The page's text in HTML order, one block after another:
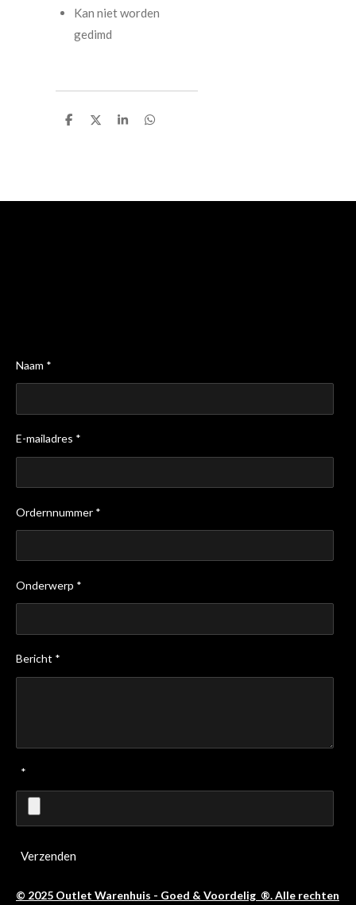
Kan niet worden
gedimd
D
D
S
D
Naam *
E-mailadres *
Ordernnummer *
Onderwerp *
Bericht *
*
Verzenden
© 2025 Outlet Warenhuis - Goed & Voordelig ®. Alle rechten